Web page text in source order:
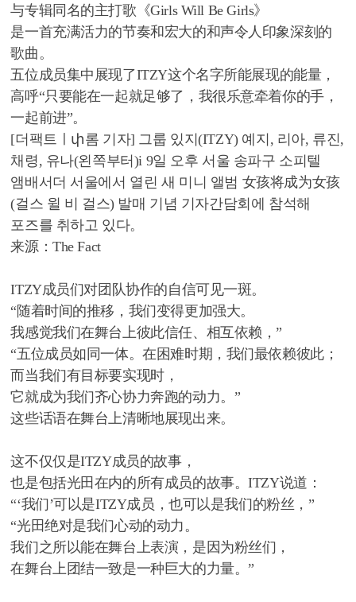
与专辑同名的主打歌《Girls Will Be Girls》
是一首充满活力的节奏和宏大的和声令人印象深刻的
歌曲。
五位成员集中展现了ITZY这个名字所能展现的能量，
高呼“只要能在一起就足够了，我很乐意牵着你的手，
一起前进”。
[더팩트ㅣփ롬 기자] 그룹 있지(ITZY) 예지, 리아, 류진,
채령, 유나(왼쪽부터)і 9일 오후 서울 송파구 소피텔
앰배서더 서울에서 열린 새 미니 앨범 女孩将成为女孩
(걸스 윌 비 걸스) 발매 기념 기자간담회에 참석해
포즈를 취하고 있다。
来源：The Fact
ITZY成员们对团队协作的自信可见一斑。
“随着时间的推移，我们变得更加强大。
我感觉我们在舞台上彼此信任、相互依赖，”
“五位成员如同一体。在困难时期，我们最依赖彼此；
而当我们有目标要实现时，
它就成为我们齐心协力奔跑的动力。”
这些话语在舞台上清晰地展现出来。
这不仅仅是ITZY成员的故事，
也是包括光田在内的所有成员的故事。ITZY说道：
“‘我们’可以是ITZY成员，也可以是我们的粉丝，”
“光田绝对是我们心动的动力。
我们之所以能在舞台上表演，是因为粉丝们，
在舞台上团结一致是一种巨大的力量。”